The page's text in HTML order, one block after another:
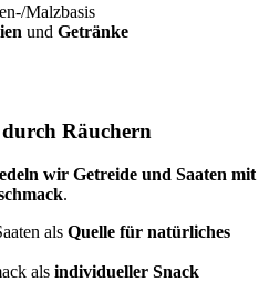
Malzbasis
undGetränke
Räuchern
wir Getreide und Saaten mit
.
alsQuelle für natürliches
alsindividueller Snack